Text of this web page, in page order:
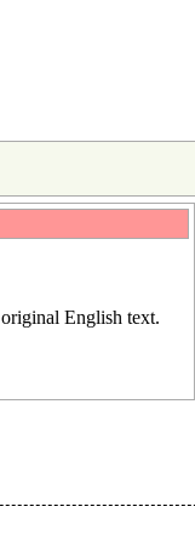
original English text.